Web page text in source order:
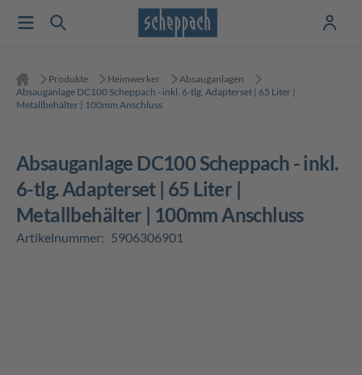
Produkte Heimwerker
Absauganlagen
Absauganlage DC100 Scheppach - inkl. 6-tlg. Adapterset | 65 Liter |
Metallbehälter | 100mm Anschluss
Absauganlage DC100 Scheppach - inkl.
6-tlg. Adapterset | 65 Liter |
Metallbehälter | 100mm Anschluss
Artikelnummer: 5906306901